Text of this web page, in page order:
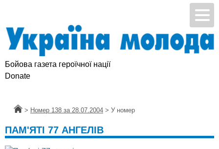
Бойова газета героїчної нації
Donate
Головна
> Номер 138 за 28.07.2004 > У номер
ПАМ'ЯТІ 77 АНГЕЛІВ